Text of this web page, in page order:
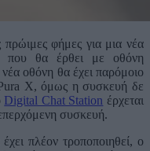
πρώιμες φήμες για μια νέα
που θα έρθει με οθόνη
οθόνη θα έχει παρόμοιο
X, όμως η συσκευή δε
Digital Chat Station έρχεται
συσκευή.
πλέον τροποποιηθεί, ο